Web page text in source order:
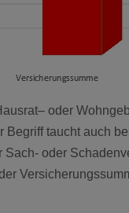
oder
Begriff taucht auch
oder